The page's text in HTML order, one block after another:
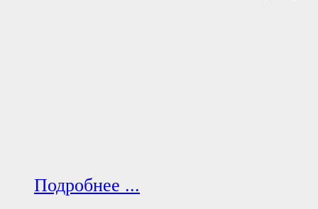
Подробнее ...